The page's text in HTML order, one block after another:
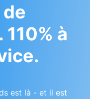
à
est là - et il est